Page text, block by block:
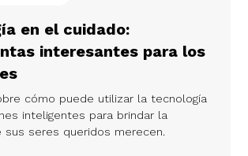
en el cuidado:
interesantes para los
cómo puede utilizar la tecnología
inteligentes para brindar la
sus seres queridos merecen.